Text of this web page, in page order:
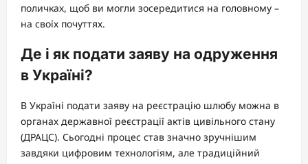
поличках, щоб ви могли зосередитися на головному –
на своїх почуттях.
Де і як подати заяву на одруження
в Україні?
В Україні подати заяву на реєстрацію шлюбу можна в
органах державної реєстрації актів цивільного стану
(ДРАЦС). Сьогодні процес став значно зручнішим
завдяки цифровим технологіям, але традиційний